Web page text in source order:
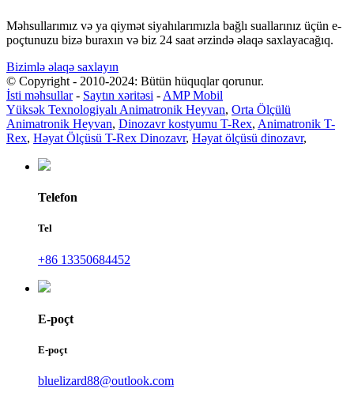
Məhsullarımız və ya qiymət siyahılarımızla bağlı suallarınız üçün e-
poçtunuzu bizə buraxın və biz 24 saat ərzində əlaqə saxlayacağıq.
Bizimlə əlaqə saxlayın
© Copyright - 2010-2024: Bütün hüquqlar qorunur.
İsti məhsullar- Saytın xəritəsi - AMP Mobil
Yüksək Texnologiyalı Animatronik Heyvan, Orta Ölçülü
Animatronik Heyvan, Dinozavr kostyumu T-Rex, Animatronik T-
Rex, Həyat Ölçüsü T-Rex Dinozavr, Həyat ölçüsü dinozavr,
Telefon
Tel
+86 13350684452
E-poçt
E-poçt
bluelizard88@outlook.com